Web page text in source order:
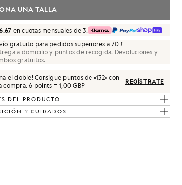
UNA TALLA
6.67 en cuotas mensuales de 3.
gratuito para pedidos superiores a 70 £
a domicilio y puntos de recogida. Devoluciones y
gratuitos.
el doble! Consigue puntos de «132» con
compra.6 points = 1,00 GBP REGÍSTRATE
DEL PRODUCTO
Y CUIDADOS